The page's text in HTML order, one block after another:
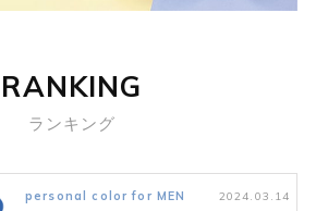
RANKING
ランキング
personal color for MEN 2024.03.14